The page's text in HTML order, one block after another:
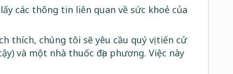
các thông tin liên quan về sức khoẻ của
thích, chúng tôi sẽ yêu cầu quý vị tiến cử
và một nhà thuốc địa phương. Việc này